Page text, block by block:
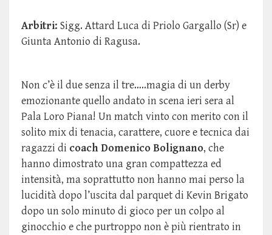
Arbitri: Sigg. Attard Luca di Priolo Gargallo (Sr) e
Giunta Antonio di Ragusa.
Non c’è il due senza il tre…..magia di un derby
emozionante quello andato in scena ieri sera al
Pala Loro Piana! Un match vinto con merito con il
solito mix di tenacia, carattere, cuore e tecnica dai
ragazzi di coach Domenico Bolignano, che
hanno dimostrato una gran compattezza ed
intensità, ma soprattutto non hanno mai perso la
lucidità dopo l’uscita dal parquet di Kevin Brigato
dopo un solo minuto di gioco per un colpo al
ginocchio e che purtroppo non è più rientrato in